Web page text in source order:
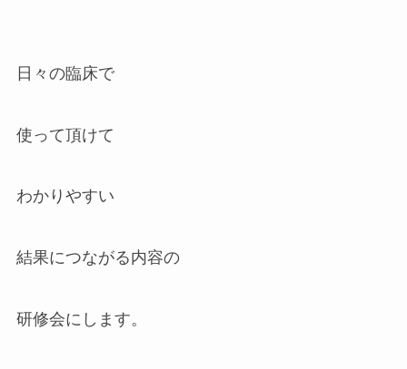
日々の臨床で
使って頂けて
わかりやすい
結果につながる内容の
研修会にします。